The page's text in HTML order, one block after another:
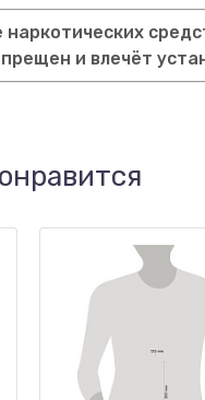
и влечёт